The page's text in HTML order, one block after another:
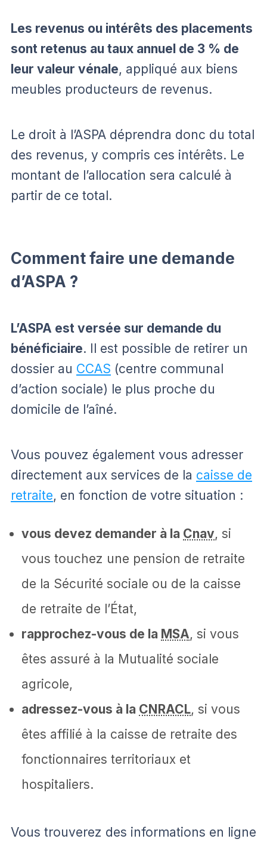
Les revenus ou intérêts des placements
sont retenus au taux annuel de 3 % de
leur valeur vénale, appliqué aux biens
meubles producteurs de revenus.
Le droit à l’ASPA déprendra donc du total
des revenus, y compris ces intérêts. Le
montant de l’allocation sera calculé à
partir de ce total.
Comment faire une demande
d’ASPA ?
L’ASPA est versée sur demande du
bénéficiaire. Il est possible de retirer un
dossier au CCAS (centre communal
d’action sociale) le plus proche du
domicile de l’aîné.
Vous pouvez également vous adresser
directement aux services de la caisse de
retraite, en fonction de votre situation :
vous devez demander à la Cnav, si
vous touchez une pension de retraite
de la Sécurité sociale ou de la caisse
de retraite de l’État,
rapprochez-vous de la MSA, si vous
êtes assuré à la Mutualité sociale
agricole,
adressez-vous à la CNRACL, si vous
êtes affilié à la caisse de retraite des
fonctionnaires territoriaux et
hospitaliers.
Vous trouverez des informations en ligne